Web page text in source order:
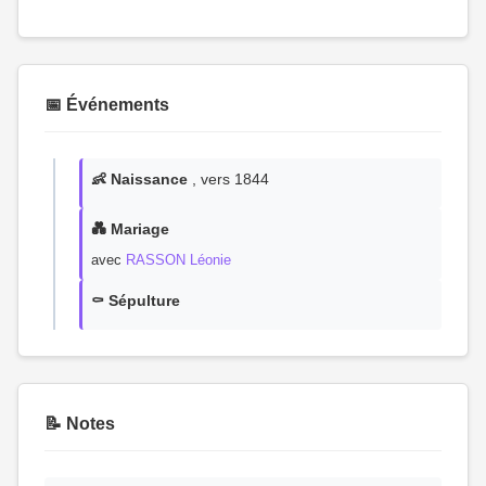
📅 Événements
👶 Naissance , vers 1844
💑 Mariage
avec RASSON Léonie
⚰️ Sépulture
📝 Notes